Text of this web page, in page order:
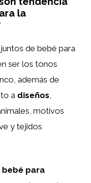
la
de bebé para
ser los tonos
además de
a diseños
motivos
y tejidos
para